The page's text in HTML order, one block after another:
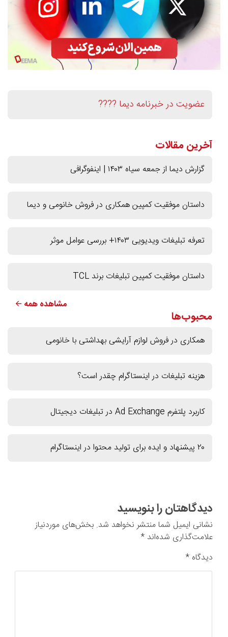
عضویت در خبرنامه دیما ????
آخرین مقالات
گزارش دیما از جمعه سیاه ۱۴۰۳ | اینفوگرافی
داستان موفقیت کمپین همکاری در فروش خانومی و دیما
تعرفه تبلیغات ویدیویی ۱۴۰۳+ بررسی عوامل موثر
داستان موفقیت کمپین تبلیغات برند TCL
مشاهده همه 🡨
محبوب‌ها
همکاری در فروش لوازم آرایشی بهداشتی با خانومی
هزینه تبلیغات در اینستاگرام چقدر است؟
کاربرد پلتفرم Ad Exchange در تبلیغات دیجیتال
۲۰ پیشنهاد و ایده برای تولید محتوا در اینستاگرام
دیدگاهتان را بنویسید
نشانی ایمیل شما منتشر نخواهد شد. بخش‌های موردنیاز
علامت‌گذاری شده‌اند *
دیدگاه *